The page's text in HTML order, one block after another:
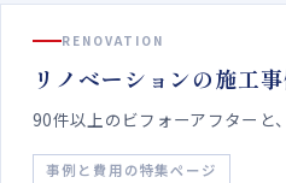
RENOVATION
リノベーションの施工
90件以上のビフォーアフターと
事例と費用の特集ページ